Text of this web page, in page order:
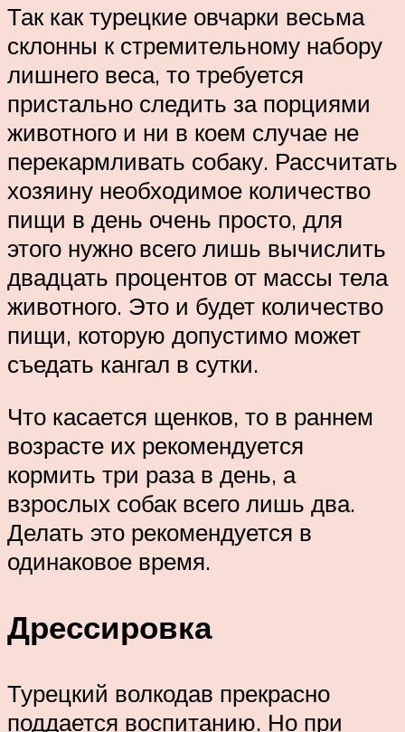
Так как турецкие овчарки весьма
склонны к стремительному набору
лишнего веса, то требуется
пристально следить за порциями
животного и ни в коем случае не
перекармливать собаку. Рассчитать
хозяину необходимое количество
пищи в день очень просто, для
этого нужно всего лишь вычислить
двадцать процентов от массы тела
животного. Это и будет количество
пищи, которую допустимо может
съедать кангал в сутки.
Что касается щенков, то в раннем
возрасте их рекомендуется
кормить три раза в день, а
взрослых собак всего лишь два.
Делать это рекомендуется в
одинаковое время.
Дрессировка
Турецкий волкодав прекрасно
поддается воспитанию. Но при